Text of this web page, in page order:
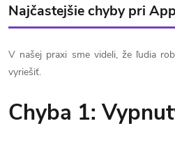
Najčastejšie chyby pri
V našej praxi sme videli, že ľudia
vyriešiť.
Chyba 1: